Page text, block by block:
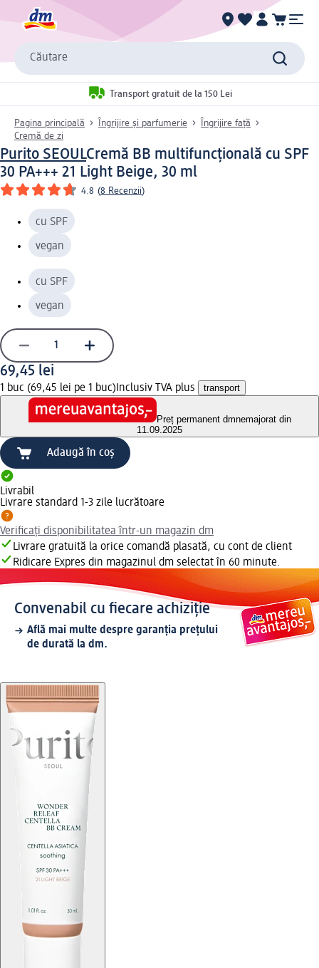
Căutare
Transport gratuit de la 150 Lei
Pagina principală Îngrijire și parfumerie
Îngrijire față
Cremă de zi
Purito SEOULCremă BB multifuncțională cu SPF
30 PA+++ 21 Light Beige, 30 ml
4.8 (8 Recenzii)
cu SPF
vegan
cu SPF
vegan
69,45 lei
1 buc (69,45 lei pe 1 buc) Inclusiv TVA plus transport
Preț permanent dmnemajorat din
11.09.2025
Adaugă în coș
Livrabil
Livrare standard 1-3 zile lucrătoare
Verificați disponibilitatea într-un magazin dm
Livrare gratuită la orice comandă plasată, cu cont de client
Ridicare Expres din magazinul dm selectat în 60 minute.
Convenabil cu fiecare achiziție
Află mai multe despre garanția prețului
de durată la dm.